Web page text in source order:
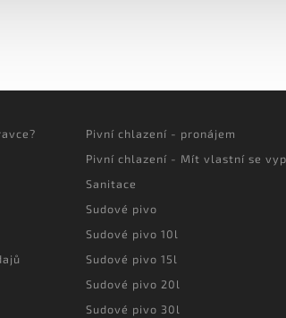
Pivní chlazení - pronájem
Pivní chlazení - Mít vlastní se
Sanitace
Sudové pivo
Sudové pivo 10l
Sudové pivo 15l
Sudové pivo 20l
Sudové pivo 30l